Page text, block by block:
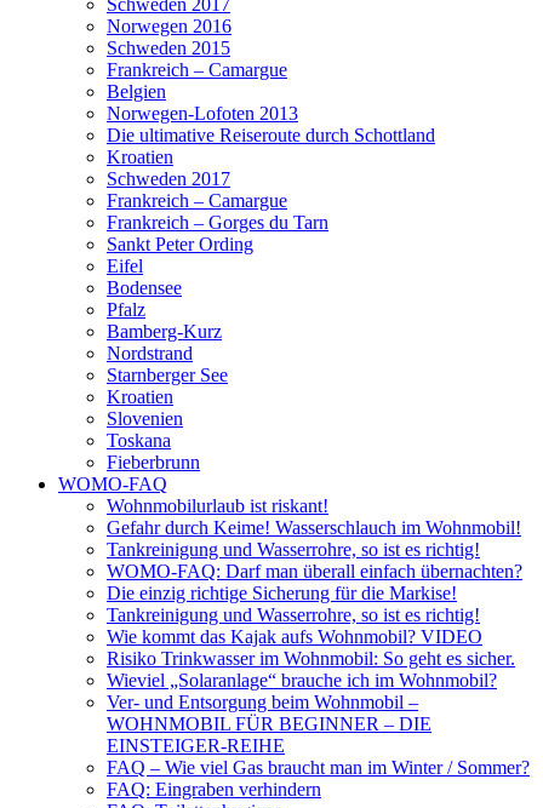
Norwegen 2016
Schweden 2015
Frankreich – Camargue
Belgien
Norwegen-Lofoten 2013
Die ultimative Reiseroute durch Schottland
Kroatien
Schweden 2017
Frankreich – Camargue
Frankreich – Gorges du Tarn
Sankt Peter Ording
Eifel
Bodensee
Pfalz
Bamberg-Kurz
Nordstrand
Starnberger See
Kroatien
Slovenien
Toskana
Fieberbrunn
WOMO-FAQ
Wohnmobilurlaub ist riskant!
Gefahr durch Keime! Wasserschlauch im Wohnmobil!
Tankreinigung und Wasserrohre, so ist es richtig!
WOMO-FAQ: Darf man überall einfach übernachten?
Die einzig richtige Sicherung für die Markise!
Tankreinigung und Wasserrohre, so ist es richtig!
Wie kommt das Kajak aufs Wohnmobil? VIDEO
Risiko Trinkwasser im Wohnmobil: So geht es sicher.
Wieviel „Solaranlage“ brauche ich im Wohnmobil?
Ver- und Entsorgung beim Wohnmobil –
WOHNMOBIL FÜR BEGINNER – DIE
EINSTEIGER-REIHE
FAQ – Wie viel Gas braucht man im Winter / Sommer?
FAQ: Eingraben verhindern